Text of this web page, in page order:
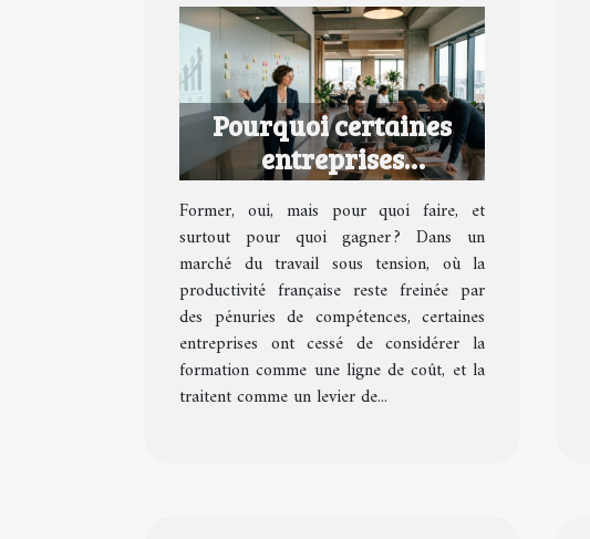
Pourquoi certaines
entreprises
transforment la
formation en avantage
concurrentiel
Former, oui, mais pour quoi faire, et
surtout pour quoi gagner ? Dans un
marché du travail sous tension, où la
productivité française reste freinée par
des pénuries de compétences, certaines
entreprises ont cessé de considérer la
formation comme une ligne de coût, et la
traitent comme un levier de...